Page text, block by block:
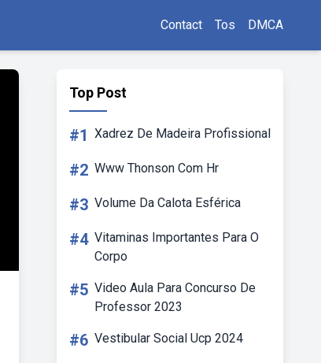
Contact Tos DMCA
Top Post
#1 Xadrez De Madeira Profissional
#2 Www Thonson Com Hr
#3 Volume Da Calota Esférica
#4 Vitaminas Importantes Para O
Corpo
#5 Video Aula Para Concurso De
Professor 2023
#6 Vestibular Social Ucp 2024